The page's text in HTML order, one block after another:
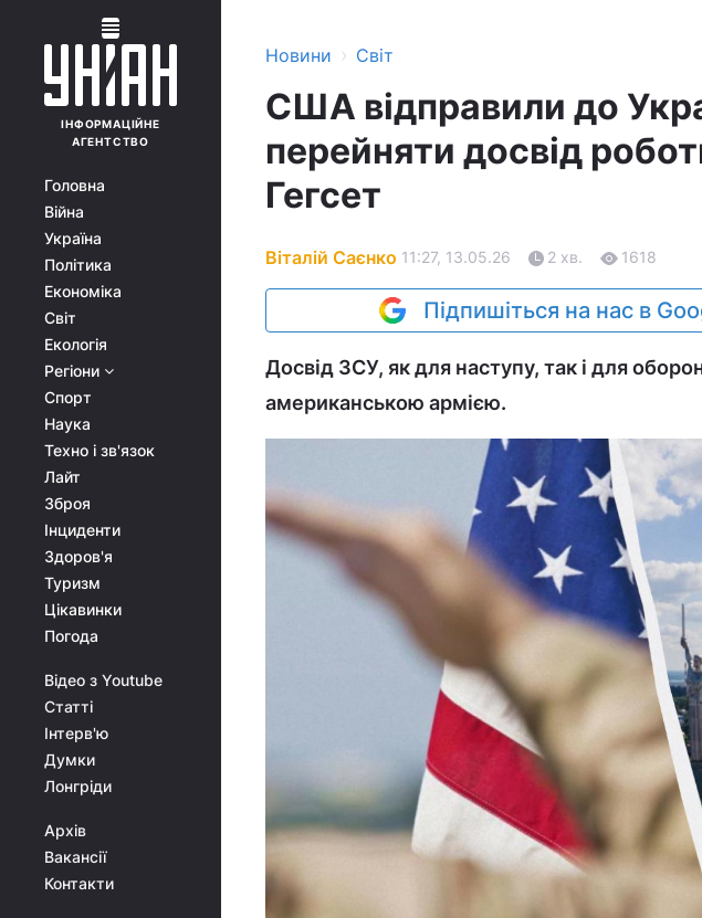
ІНФОРМАЦІЙНЕ
АГЕНТСТВО
Головна
Війна
Україна
Політика
Економіка
Світ
Екологія
Регіони
Спорт
Наука
Техно і зв'язок
Лайт
Зброя
Інциденти
Здоров'я
Туризм
Цікавинки
Погода
Відео з Youtube
Статті
Інтерв'ю
Думки
Лонгріди
Архів
Вакансії
Контакти
Новини › Світ
США відправили до
перейняти досвід
Гегсет
Віталій Саєнко 11:27, 13.05.26 2 хв. 1618
Підпишіться на нас в
Досвід ЗСУ, як для наступу, так і для
американською армією.